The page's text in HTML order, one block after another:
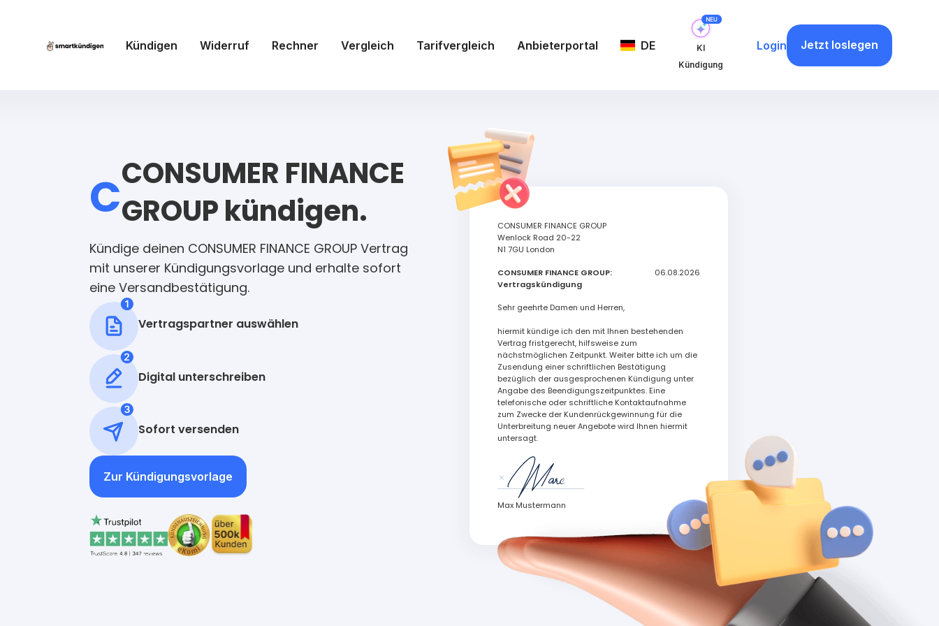
Kündigen Widerruf Rechner Vergleich Tarifvergleich Anbieterportal DE
KI
Kündigung
Login Jetzt loslegen
Preiserhöhungen anfechten!
Auf wen läuft das Netflix-Konto?
Auf jemand anderen
Simplyright GmbH regelt das. Erstattung wird verfolgt.
einem unabhängigen Anbieter von Rechtstechnologie,
CCONSUMER FINANCE
GROUP kündigen.
Kündige deinen CONSUMER FINANCE GROUP Vertrag
mit unserer Kündigungsvorlage und erhalte sofort
eine Versandbestätigung.
Vertragspartner auswählen
Digital unterschreiben
Sofort versenden
Zur Kündigungsvorlage
CONSUMER FINANCE GROUP
Wenlock Road 20-22
N1 7GU London
CONSUMER FINANCE GROUP:
Vertragskündigung
06.08.2026
Sehr geehrte Damen und Herren,
hiermit kündige ich den mit Ihnen bestehenden
Vertrag fristgerecht, hilfsweise zum
nächstmöglichen Zeitpunkt. Weiter bitte ich um die
Zusendung einer schriftlichen Bestätigung
bezüglich der ausgesprochenen Kündigung unter
Angabe des Beendigungszeitpunktes. Eine
telefonische oder schriftliche Kontaktaufnahme
zum Zwecke der Kundenrückgewinnung für die
Unterbreitung neuer Angebote wird Ihnen hiermit
untersagt.
Max Mustermann